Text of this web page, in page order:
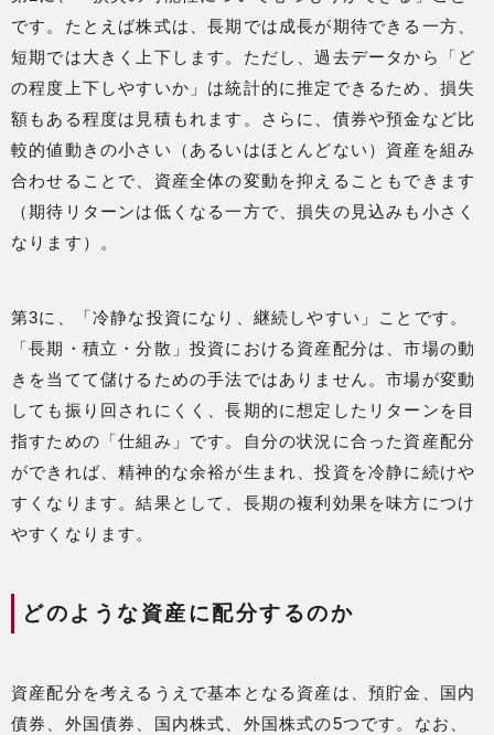
です。たとえば株式は、長期では成長が期待できる一方、
短期では大きく上下します。ただし、過去データから「ど
の程度上下しやすいか」は統計的に推定できるため、損失
額もある程度は見積もれます。さらに、債券や預金など比
較的値動きの小さい（あるいはほとんどない）資産を組み
合わせることで、資産全体の変動を抑えることもできます
（期待リターンは低くなる一方で、損失の見込みも小さく
なります）。
第3に、「冷静な投資になり、継続しやすい」ことです。
「長期・積立・分散」投資における資産配分は、市場の動
きを当てて儲けるための手法ではありません。市場が変動
しても振り回されにくく、長期的に想定したリターンを目
指すための「仕組み」です。自分の状況に合った資産配分
ができれば、精神的な余裕が生まれ、投資を冷静に続けや
すくなります。結果として、長期の複利効果を味方につけ
やすくなります。
どのような資産に配分するのか
資産配分を考えるうえで基本となる資産は、預貯金、国内
債券、外国債券、国内株式、外国株式の5つです。なお、